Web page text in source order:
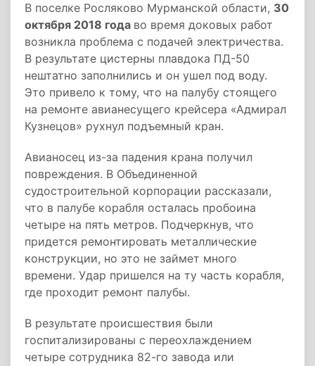
В поселке Росляково Мурманской области, 30
октября 2018 года во время доковых работ
возникла проблема с подачей электричества.
В результате цистерны плавдока ПД-50
нештатно заполнились и он ушел под воду.
Это привело к тому, что на палубу стоящего
на ремонте авианесущего крейсера «Адмирал
Кузнецов» рухнул подъемный кран.
Авианосец из-за падения крана получил
повреждения. В Объединенной
судостроительной корпорации рассказали,
что в палубе корабля осталась пробоина
четыре на пять метров. Подчеркнув, что
придется ремонтировать металлические
конструкции, но это не займет много
времени. Удар пришелся на ту часть корабля,
где проходит ремонт палубы.
В результате происшествия были
госпитализированы с переохлаждением
четыре сотрудника 82-го завода или